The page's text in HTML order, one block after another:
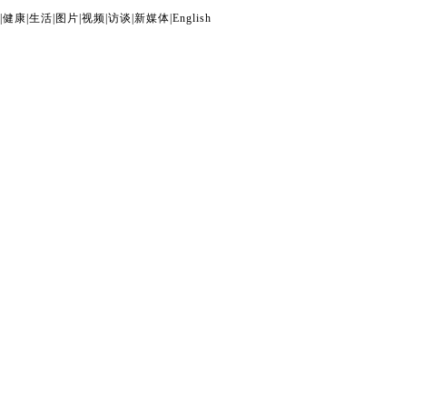
健康 生活 图片 视频 访谈 新媒体 English